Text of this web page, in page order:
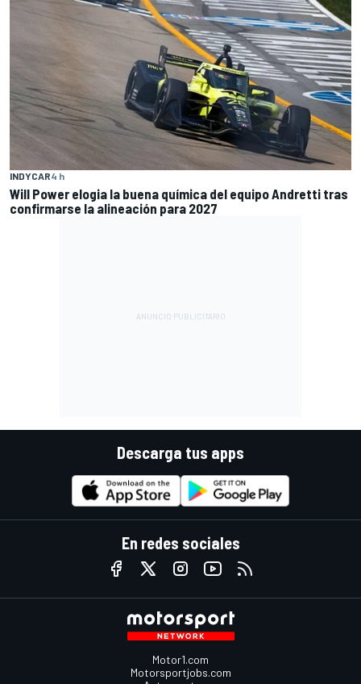
INDYCAR4 h
Will Power elogia la buena química del equipo Andretti tras
confirmarse la alineación para 2027
Descarga tus apps
En redes sociales
Motor1.com
Motorsportjobs.com